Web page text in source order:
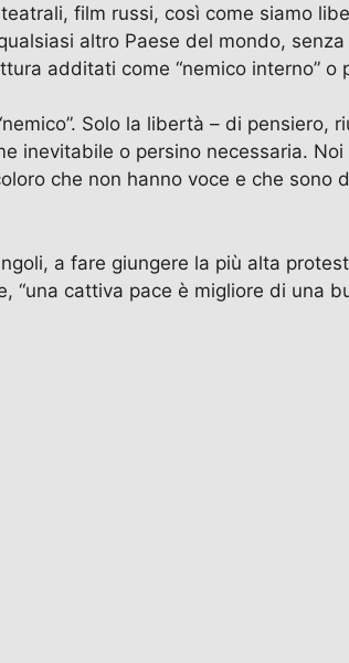
film russi, così come siamo
altro Paese del mondo,
additati come “nemico interno” o
Solo la libertà – di pensiero,
inevitabile o persino necessaria.
che non hanno voce e che sono
a fare giungere la più alta
cattiva pace è migliore di una